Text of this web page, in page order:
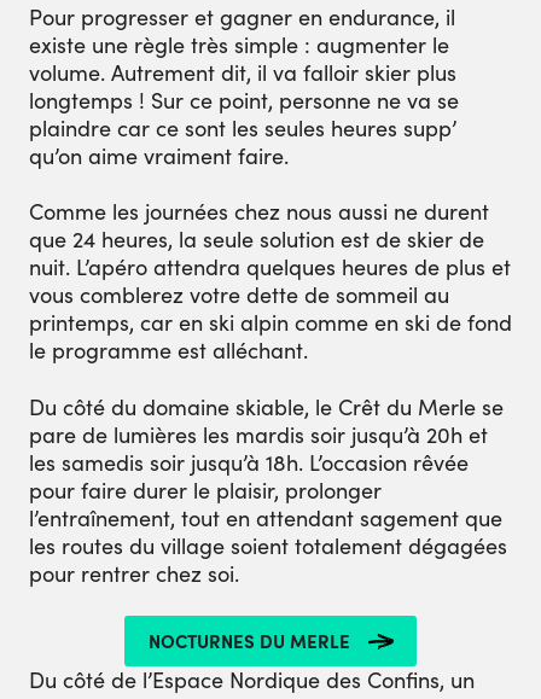
Pour progresser et gagner en endurance, il
existe une règle très simple : augmenter le
volume. Autrement dit, il va falloir skier plus
longtemps ! Sur ce point, personne ne va se
plaindre car ce sont les seules heures supp’
qu’on aime vraiment faire.
Comme les journées chez nous aussi ne durent
que 24 heures, la seule solution est de skier de
nuit. L’apéro attendra quelques heures de plus et
vous comblerez votre dette de sommeil au
printemps, car en ski alpin comme en ski de fond
le programme est alléchant.
Du côté du domaine skiable, le Crêt du Merle se
pare de lumières les mardis soir jusqu’à 20h et
les samedis soir jusqu’à 18h. L’occasion rêvée
pour faire durer le plaisir, prolonger
l’entraînement, tout en attendant sagement que
les routes du village soient totalement dégagées
pour rentrer chez soi.
NOCTURNES DU MERLE
Du côté de l’Espace Nordique des Confins, un